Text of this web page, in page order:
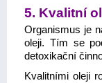
5. Kvalitní
Organismus je
oleji. Tím se
detoxikační
Kvalitními oleji